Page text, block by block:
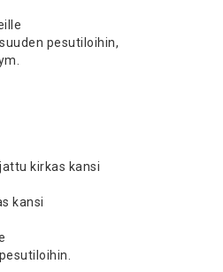
pesutiloihin,
kirkas kansi
kansi